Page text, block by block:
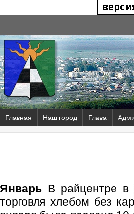
Главная Наш город Глава
Январь В райцентре в
торговля хлебом без